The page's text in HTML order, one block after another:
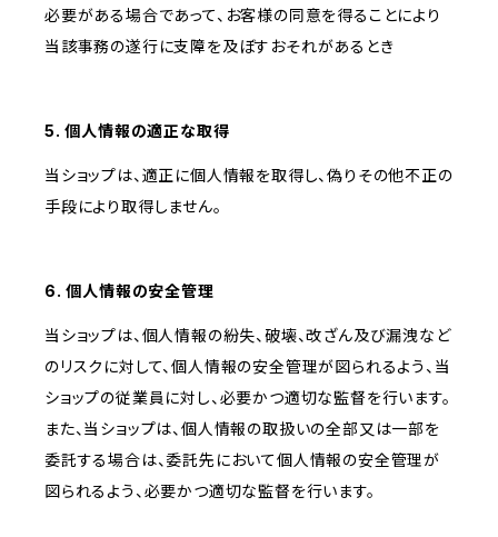
必要がある場合であって、お客様の同意を得ることにより
当該事務の遂行に支障を及ぼすおそれがあるとき
5. 個人情報の適正な取得
当ショップは、適正に個人情報を取得し、偽りその他不正の
手段により取得しません。
6. 個人情報の安全管理
当ショップは、個人情報の紛失、破壊、改ざん及び漏洩など
のリスクに対して、個人情報の安全管理が図られるよう、当
ショップの従業員に対し、必要かつ適切な監督を行います。
また、当ショップは、個人情報の取扱いの全部又は一部を
委託する場合は、委託先において個人情報の安全管理が
図られるよう、必要かつ適切な監督を行います。